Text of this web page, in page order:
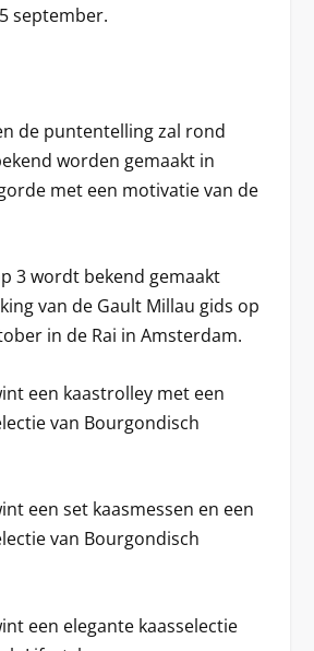
september.
de puntentelling zal rond
worden gemaakt in
met een motivatie van de
3 wordt bekend gemaakt
van de Gault Millau gids op
in de Rai in Amsterdam.
een kaastrolley met een
van Bourgondisch
een set kaasmessen en een
van Bourgondisch
een elegante kaasselectie